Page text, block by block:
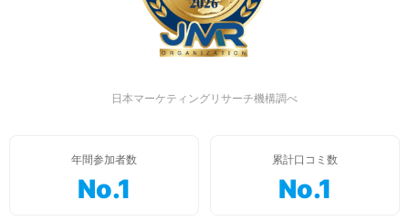
日本マーケティングリサーチ機構調べ
年間参加者数
No.1
累計口コミ数
No.1